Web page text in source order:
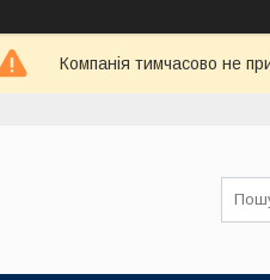
Компанія тимчасово не